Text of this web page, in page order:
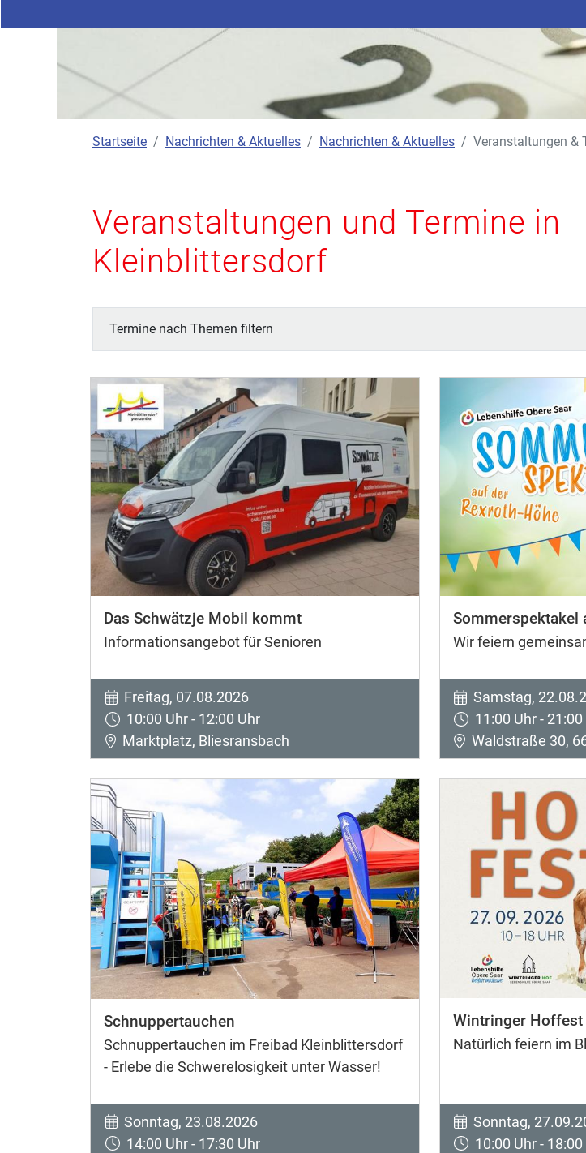
Startseite Nachrichten & Aktuelles Nachrichten & Aktuelles Veranstaltungen &
Veranstaltungen und Termine in
Kleinblittersdorf
Termine nach Themen filtern
Das Schwätzje Mobil kommt
Informationsangebot für Senioren
Freitag, 07.08.2026
10:00 Uhr - 12:00 Uhr
Marktplatz, Bliesransbach
Sommerspektakel
Wir feiern
Samstag,
11:00 Uhr - 21:00
Waldstraße 30,
Schnuppertauchen
Schnuppertauchen im Freibad Kleinblittersdorf
- Erlebe die Schwerelosigkeit unter Wasser!
Sonntag, 23.08.2026
14:00 Uhr - 17:30 Uhr
Wintringer Hoffest
Natürlich feiern im
Sonntag,
10:00 Uhr - 18:00